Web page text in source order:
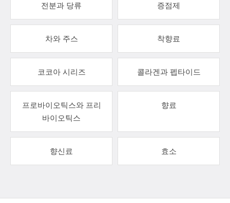
전분과 당류 증점제
차와 주스 착향료
코코아 시리즈 콜라겐과 펩타이드
프로바이오틱스와 프리
바이오틱스
향료
향신료 효소